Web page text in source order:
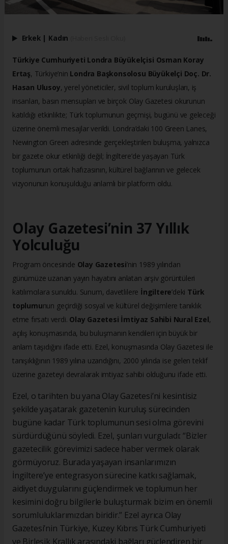
Erkek | Kadın
Türkiye Cumhuriyeti Londra Büyükelçisi Osman Koray
Ertaş, Türkiye’nin Londra Başkonsolosu Büyükelçi Doç. Dr.
Hasan Ulusoy, yerel yöneticiler, sivil toplum kuruluşları, iş
insanları, basın mensupları ve birçok Olay Gazetesi okurunun
katıldığı etkinlikte; Türk toplumunun geçmişi, bugünü ve geleceği
üzerine önemli mesajlar verildi. Londra’daki 100 Green Lanes,
Newington Green adresinde gerçekleştirilen buluşma, yalnızca
bir gazete okur etkinliği değil; İngiltere’de yaşayan Türk
toplumunun ortak hafızasının, kültürel bağlarının ve gelecek
vizyonunun konuşulduğu anlamlı bir platform oldu.
Olay Gazetesi’nin 37 Yıllık
Yolculuğu
Program öncesinde Olay Gazetesi’nin 1989 yılından
günümüze uzanan yayın hayatını anlatan arşiv görüntüleri
katılımcılara sunuldu. Sunum, davetlilere İngiltere’deki Türk
toplumunun geçirdiği sosyal ve kültürel değişimlere tanıklık
etme fırsatı verdi. Olay Gazetesi İmtiyaz Sahibi Nural Ezel,
açılış konuşmasında, bu buluşmanın kendileri için büyük bir
anlam taşıdığını ifade etti. Ezel, konuşmasında Olay Gazetesi ile
tanışıklığının 1989 yılına uzandığını, 2000 yılında ise gelen teklif
üzerine gazeteyi devralarak imtiyaz sahibi olduğunu ifade etti.
Ezel, o tarihten bu yana Olay Gazetesi’ni kesintisiz
şekilde yaşatarak gazetenin kuruluş sürecinden
bugüne kadar Türk toplumunun sesi olma görevini
sürdürdüğünü söyledi. Ezel, şunları vurguladı: “Bizler
gazetecilik görevimizi sadece haber vermek olarak
görmüyoruz. Burada yaşayan insanlarımızın
İngiltere’ye entegrasyon sürecine katkı sağlamak,
aidiyet duygularını güçlendirmek ve toplumun her
kesimini doğru bilgilerle buluşturmak bizim en önemli
sorumluluklarımızdan biridir.” Ezel ayrıca Olay
Gazetesi’nin Türkiye, Kuzey Kıbrıs Türk Cumhuriyeti
ve Birleşik Krallık arasındaki bağları güçlendiren bir